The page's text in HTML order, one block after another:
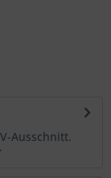
Ausschnitt.